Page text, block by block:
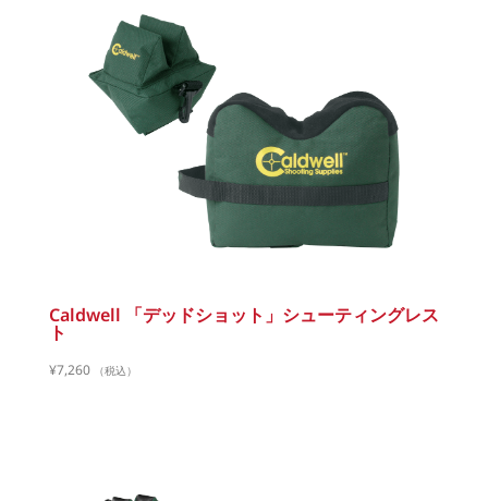
Caldwell 「デッドショット」シューティングレス
ト
¥7,260 （税込）